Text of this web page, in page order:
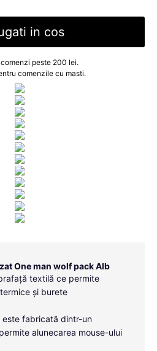
in cos
peste 200 lei.
comenzile cu masti.
One man wolf pack Alb
textilă ce permite
și burete
fabricată dintr-un
alunecarea mouse-ului